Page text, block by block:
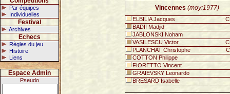
Par équipes
Individuelles
Festival
Archives
Echecs
Règles du jeu
Histoire
Liens
Espace Admin
Pseudo
Vincennes (moy:1977)
ELBILIA Jacques
BADII Madjid
JABLONSKI Noham
VASILESCU Victor
PLANCHAT Christophe
COTTON Philippe
FIORETTO Vincent
GRAIEVSKY Leonardo
BRESARD Isabelle